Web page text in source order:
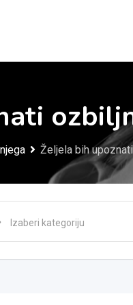
Željela bih